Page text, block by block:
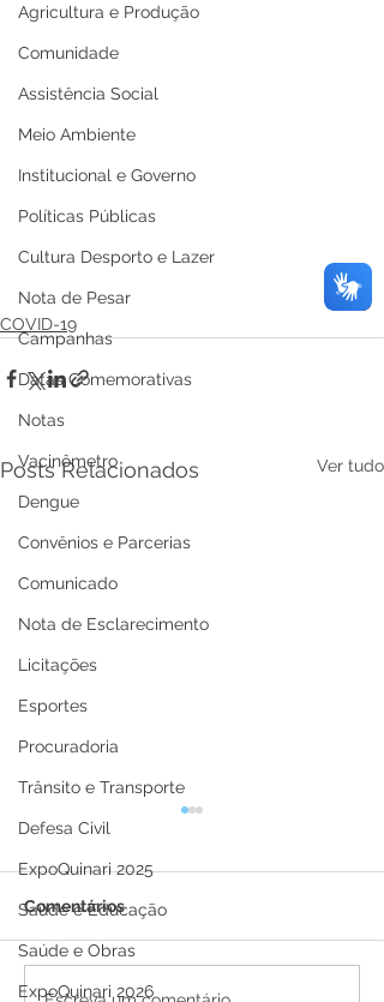
Agricultura e Produção
Comunidade
Assistência Social
Meio Ambiente
Institucional e Governo
Políticas Públicas
Cultura Desporto e Lazer
Nota de Pesar
Campanhas
Datas Comemorativas
Notas
Vacinômetro
Dengue
Convênios e Parcerias
Comunicado
Nota de Esclarecimento
Licitações
Esportes
Procuradoria
Trânsito e Transporte
Defesa Civil
ExpoQuinari 2025
Saúde e Educação
Saúde e Obras
ExpoQuinari 2026
COVID-19
Posts Relacionados Ver tudo
Comentários